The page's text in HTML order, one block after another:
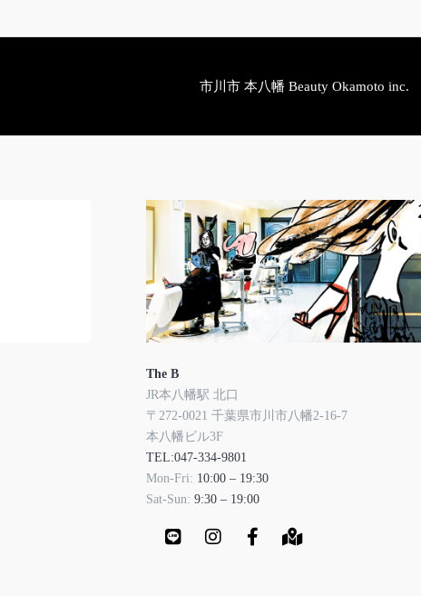
市川市 本八幡 Beauty Okamoto inc.
The B
JR本八幡駅 北口
〒272-0021 千葉県市川市八幡2-16-7
本八幡ビル3F
TEL:047-334-9801
Mon-Fri: 10:00 – 19:30
Sat-Sun: 9:30 – 19:00